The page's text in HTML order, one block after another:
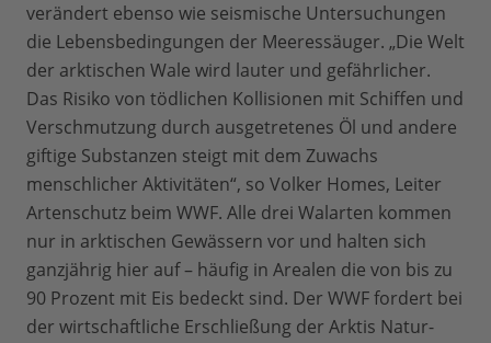
verändert ebenso wie seismische Untersuchungen
die Lebensbedingungen der Meeressäuger. „Die Welt
der arktischen Wale wird lauter und gefährlicher.
Das Risiko von tödlichen Kollisionen mit Schiffen und
Verschmutzung durch ausgetretenes Öl und andere
giftige Substanzen steigt mit dem Zuwachs
menschlicher Aktivitäten“, so Volker Homes, Leiter
Artenschutz beim WWF. Alle drei Walarten kommen
nur in arktischen Gewässern vor und halten sich
ganzjährig hier auf – häufig in Arealen die von bis zu
90 Prozent mit Eis bedeckt sind. Der WWF fordert bei
der wirtschaftliche Erschließung der Arktis Natur-